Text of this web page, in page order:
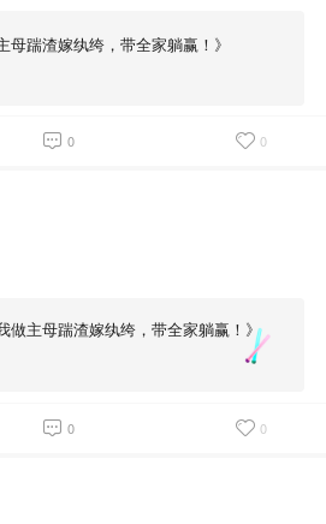
母踹渣嫁纨绔，带全家躺赢！》
0 0
做主母踹渣嫁纨绔，带全家躺赢！》
0 0